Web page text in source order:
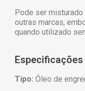
Pode ser
outras marcas,
quando utilizado
Tipo: Óleo de